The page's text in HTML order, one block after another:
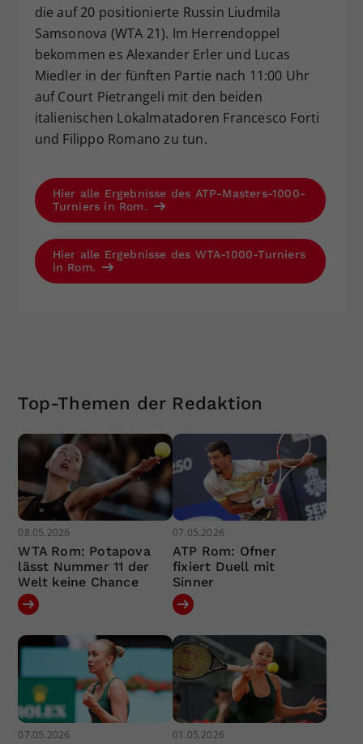
die auf 20 positionierte Russin Liudmila
Samsonova (WTA 21). Im Herrendoppel
bekommen es Alexander Erler und Lucas
Miedler in der fünften Partie nach 11:00 Uhr
auf Court Pietrangeli mit den beiden
italienischen Lokalmatadoren Francesco Forti
und Filippo Romano zu tun.
Hier alle Ergebnisse des ATP-Masters-1000-
Turniers in Rom.
Hier alle Ergebnisse des WTA-1000-Turniers
in Rom.
Top-Themen der Redaktion
08.05.2026
WTA Rom: Potapova
lässt Nummer 11 der
Welt keine Chance
07.05.2026
ATP Rom: Ofner
fixiert Duell mit
Sinner
07.05.2026 01.05.2026